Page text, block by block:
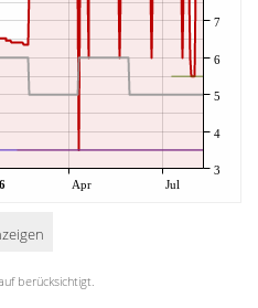
Apr Jul
3
4
5
6
7
berücksichtigt.